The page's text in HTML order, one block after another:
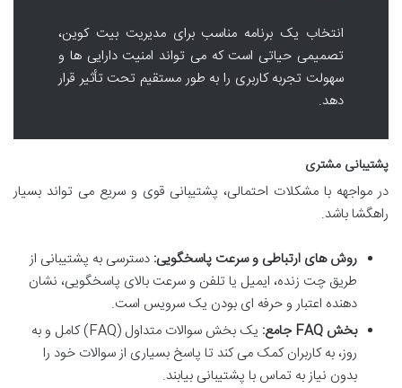
انتخاب یک برنامه مناسب برای مدیریت بیت کوین،
تصمیمی حیاتی است که می تواند امنیت دارایی ها و
سهولت تجربه کاربری را به طور مستقیم تحت تأثیر قرار
دهد.
پشتیبانی مشتری
در مواجهه با مشکلات احتمالی، پشتیبانی قوی و سریع می تواند بسیار
راهگشا باشد.
روش های ارتباطی و سرعت پاسخگویی: دسترسی به پشتیبانی از
طریق چت زنده، ایمیل یا تلفن و سرعت بالای پاسخگویی، نشان
دهنده اعتبار و حرفه ای بودن یک سرویس است.
بخش FAQ جامع:
یک بخش سوالات متداول (FAQ) کامل و به
روز، به کاربران کمک می کند تا پاسخ بسیاری از سوالات خود را
بدون نیاز به تماس با پشتیبانی بیابند.